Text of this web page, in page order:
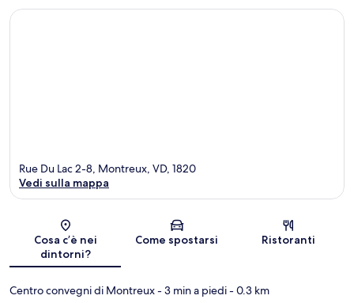
Mappa
Rue Du Lac 2-8, Montreux, VD, 1820
Vedi sulla mappa
Cosa c’è nei
dintorni?
Come spostarsi Ristoranti
Centro convegni di Montreux- 3 min a piedi- 0.3 km